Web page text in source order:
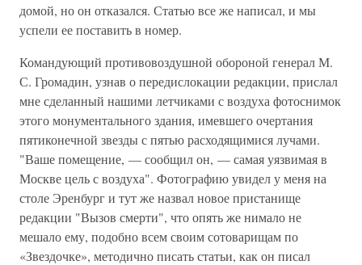
домой, но он отказался. Статью все же написал, и мы
успели ее поставить в номер.
Командующий противовоздушной обороной генерал М.
С. Громадин, узнав о передислокации редакции, прислал
мне сделанный нашими летчиками с воздуха фотоснимок
этого монументального здания, имевшего очертания
пятиконечной звезды с пятью расходящимися лучами.
"Ваше помещение, — сообщил он, — самая уязвимая в
Москве цель с воздуха". Фотографию увидел у меня на
столе Эренбург и тут же назвал новое пристанище
редакции "Вызов смерти", что опять же нимало не
мешало ему, подобно всем своим сотоварищам по
«Звездочке», методично писать статьи, как он писал